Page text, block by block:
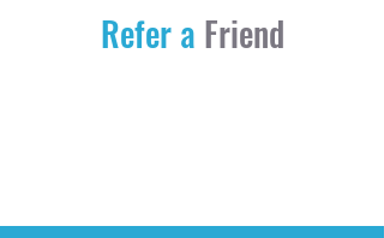
Refer a Friend